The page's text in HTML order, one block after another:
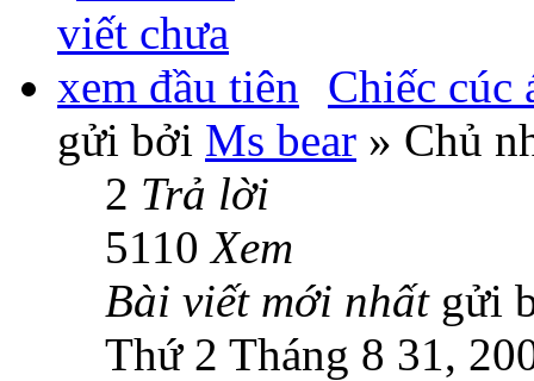
Chiếc cúc
gửi bởi Ms bear » Chủ
2 Trả lời
5110Xem
Bài viết mới nhất gửi
Thứ 2 Tháng 8 31,